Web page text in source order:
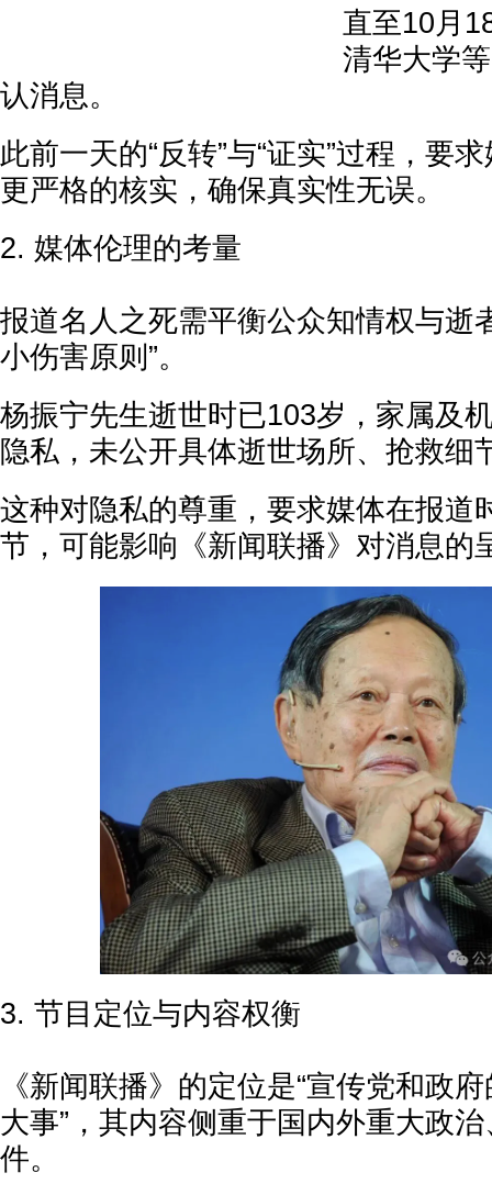
直至10月
清华大学
认消息。
此前一天的“反转”与“证实”过程，要
更严格的核实，确保真实性无误。
2. 媒体伦理的考量
报道名人之死需平衡公众知情权与逝
小伤害原则”。
杨振宁先生逝世时已103岁，家属及
隐私，未公开具体逝世场所、抢救细
这种对隐私的尊重，要求媒体在报道
节，可能影响《新闻联播》对消息的
3. 节目定位与内容权衡
《新闻联播》的定位是“宣传党和政
大事”，其内容侧重于国内外重大政
件。